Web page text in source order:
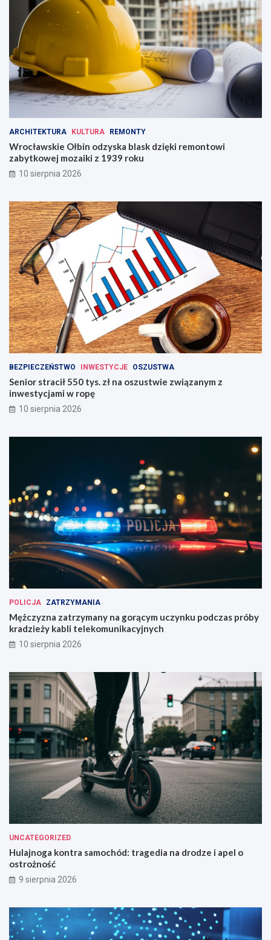
ą
s
k
a
!
ARCHITEKTURA KULTURA REMONTY
Wrocławskie Ołbin odzyska blask dzięki remontowi
zabytkowej mozaiki z 1939 roku
10 sierpnia 2026
BEZPIECZEŃSTWO INWESTYCJE OSZUSTWA
Senior stracił 550 tys. zł na oszustwie związanym z
inwestycjami w ropę
10 sierpnia 2026
POLICJA ZATRZYMANIA
Mężczyzna zatrzymany na gorącym uczynku podczas próby
kradzieży kabli telekomunikacyjnych
10 sierpnia 2026
UNCATEGORIZED
Hulajnoga kontra samochód: tragedia na drodze i apel o
ostrożność
9 sierpnia 2026